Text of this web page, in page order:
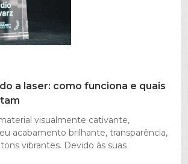
a laser: como funciona e quais
visualmente cativante,
acabamento brilhante, transparência,
vibrantes. Devido às suas